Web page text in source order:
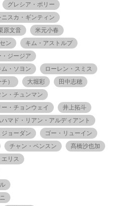
グレシア・ポリー
スカ・ギンティン
原文音
米元小春
ン
キム・アストルプ
・ジージア
ム・ソヨン
ローレン・スミス
） 大堀彩
田中志穂
ン・チュンマン
ー・チョンウェイ
井上拓斗
ハマド・リアン・アルディアント
ョーダン
ゴー・リューイン
チャン・ペンスン
髙橋沙也加
エリス